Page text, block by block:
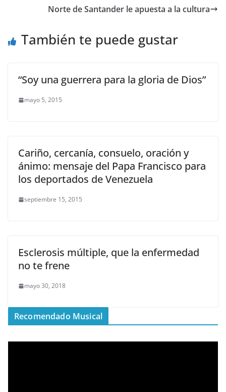
Norte de Santander le apuesta a la cultura
También te puede gustar
“Soy una guerrera para la gloria de Dios”
mayo 5, 2015
Cariño, cercanía, consuelo, oración y
ánimo: mensaje del Papa Francisco para
los deportados de Venezuela
septiembre 15, 2015
Esclerosis múltiple, que la enfermedad
no te frene
mayo 30, 2018
Recomendado Musical